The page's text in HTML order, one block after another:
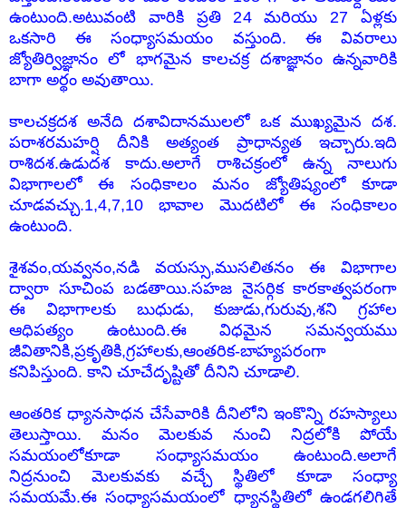
ఉంటుంది.అటువంటి వారికి ప్రతి 24 మరియు 27 ఏళ్లకు
ఒకసారి ఈ సంధ్యాసమయం వస్తుంది. ఈ వివరాలు
జ్యోతిర్విజ్ఞానం లో భాగమైన కాలచక్ర దశాజ్ఞానం ఉన్నవారికి
బాగా అర్థం అవుతాయి.
కాలచక్రదశ అనేది దశావిదానములలో ఒక ముఖ్యమైన దశ.
పరాశరమహర్షి దీనికి అత్యంత ప్రాధాన్యత ఇచ్చారు.ఇది
రాశిదశ.ఉడుదశ కాదు.అలాగే రాశిచక్రంలో ఉన్న నాలుగు
విభాగాలలో ఈ సంధికాలం మనం జ్యోతిష్యంలో కూడా
చూడవచ్చు.1,4,7,10 భావాల మొదటిలో ఈ సంధికాలం
ఉంటుంది.
శైశవం,యవ్వనం,నడి వయస్సు,ముసలితనం ఈ విభాగాల
ద్వారా సూచింప బడతాయి.సహజ నైసర్గిక కారకాత్వపరంగా
ఈ విభాగాలకు బుధుడు, కుజుడు,గురువు,శని గ్రహాల
ఆధిపత్యం ఉంటుంది.ఈ విధమైన సమన్వయము
జీవితానికి,ప్రకృతికి,గ్రహాలకు,ఆంతరిక-బాహ్యపరంగా
కనిపిస్తుంది. కాని చూచేదృష్టితో దీనిని చూడాలి.
ఆంతరిక ధ్యానసాధన చేసేవారికి దీనిలోని ఇంకొన్ని రహస్యాలు
తెలుస్తాయి. మనం మెలకువ నుంచి నిద్రలోకి పోయే
సమయంలోకూడా సంధ్యాసమయం ఉంటుంది.అలాగే
నిద్రనుంచి మెలకువకు వచ్చే స్థితిలో కూడా సంధ్యా
సమయమే.ఈ సంధ్యాసమయంలో ధ్యానస్థితిలో ఉండగలిగితే